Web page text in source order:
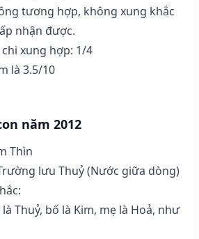
tương hợp, không xung khắc
nhận được.
xung hợp: 1/4
là 3.5/10
năm 2012
Thìn
lưu Thuỷ (Nước giữa dòng)
Thuỷ, bố là Kim, mẹ là Hoả, như